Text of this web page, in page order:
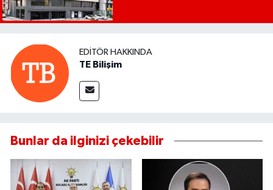
EDITÖR HAKKINDA
TE Bilişim
Bunlar da ilginizi çekebilir